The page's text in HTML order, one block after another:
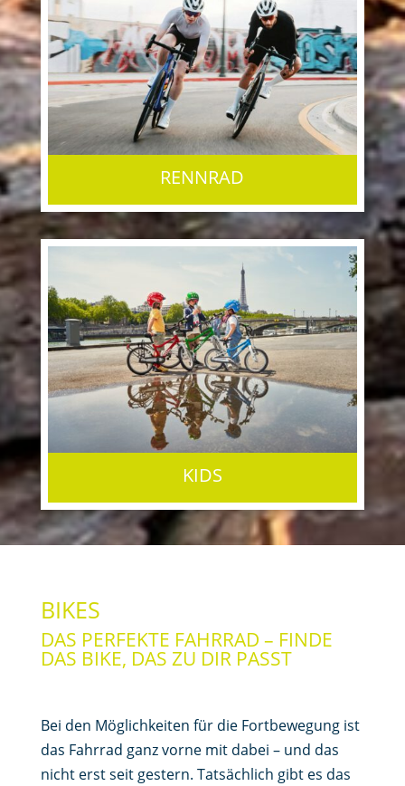
RENNRAD
KIDS
BIKES
DAS PERFEKTE FAHRRAD – FINDE
DAS BIKE, DAS ZU DIR PASST
Bei den Möglichkeiten für die Fortbewegung ist
das Fahrrad ganz vorne mit dabei – und das
nicht erst seit gestern. Tatsächlich gibt es das